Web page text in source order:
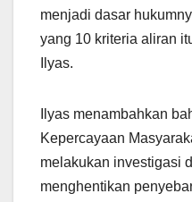
menjadi dasar
yang 10 kriteria aliran
Ilyas.
Ilyas menambahkan
Kepercayaan
melakukan investigasi
menghentikan